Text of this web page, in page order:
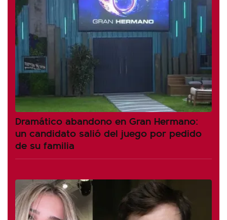
Dramático abandono en Gran Hermano:
un candidato salió del juego por pedido
de su familia